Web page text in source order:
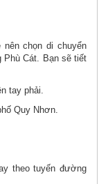
chọn di chuyển
Phù Cát. Bạn sẽ tiết
tay phải.
Quy Nhơn.
theo tuyến đường